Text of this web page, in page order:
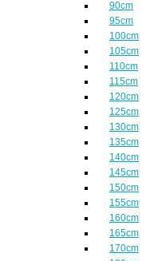
90cm
95cm
100cm
105cm
110cm
115cm
120cm
125cm
130cm
135cm
140cm
145cm
150cm
155cm
160cm
165cm
170cm